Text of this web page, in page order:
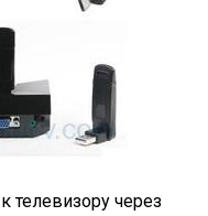
телевизору через